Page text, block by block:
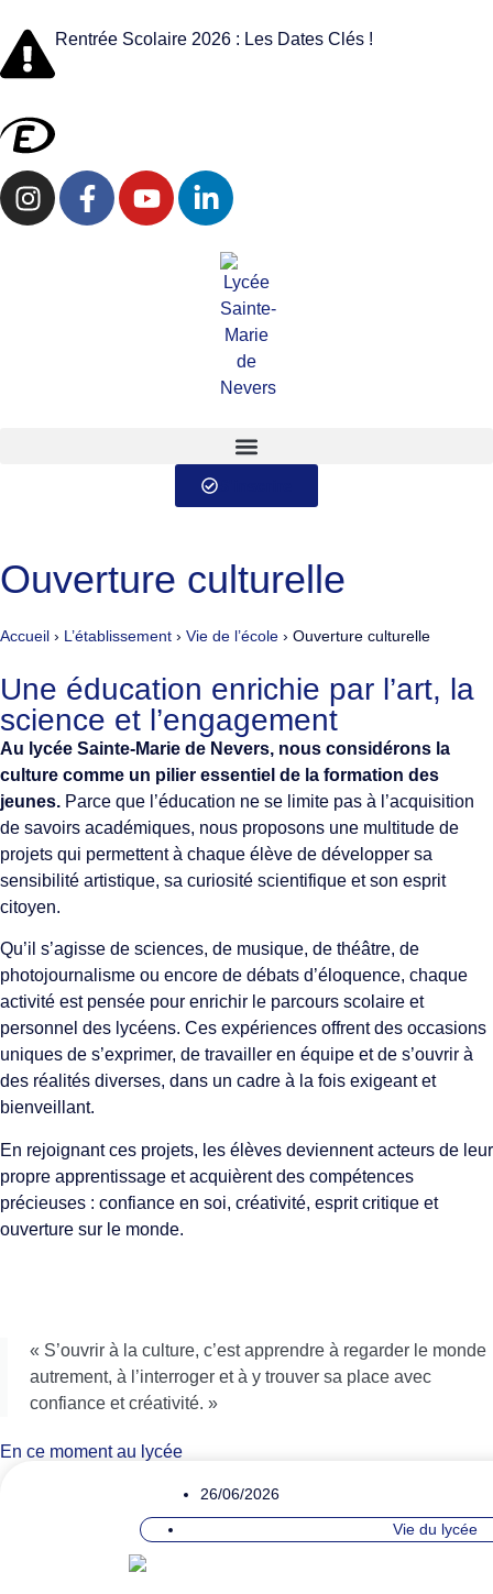
Rentrée Scolaire 2026 : Les Dates Clés !
Ouverture culturelle
Accueil › L’établissement › Vie de l’école › Ouverture culturelle
Une éducation enrichie par l’art, la
science et l’engagement
Au lycée Sainte-Marie de Nevers, nous considérons la
culture comme un pilier essentiel de la formation des
jeunes. Parce que l’éducation ne se limite pas à l’acquisition
de savoirs académiques, nous proposons une multitude de
projets qui permettent à chaque élève de développer sa
sensibilité artistique, sa curiosité scientifique et son esprit
citoyen.
Qu’il s’agisse de sciences, de musique, de théâtre, de
photojournalisme ou encore de débats d’éloquence, chaque
activité est pensée pour enrichir le parcours scolaire et
personnel des lycéens. Ces expériences offrent des occasions
uniques de s’exprimer, de travailler en équipe et de s’ouvrir à
des réalités diverses, dans un cadre à la fois exigeant et
bienveillant.
En rejoignant ces projets, les élèves deviennent acteurs de leur
propre apprentissage et acquièrent des compétences
précieuses : confiance en soi, créativité, esprit critique et
ouverture sur le monde.
« S’ouvrir à la culture, c’est apprendre à regarder le monde
autrement, à l’interroger et à y trouver sa place avec
confiance et créativité. »
En ce moment au lycée
26/06/2026
Vie du lycée